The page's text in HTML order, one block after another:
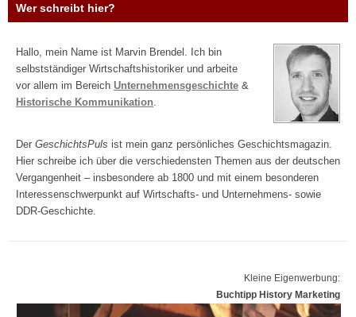
Wer schreibt hier?
Hallo, mein Name ist Marvin Brendel. Ich bin
selbstständiger Wirtschaftshistoriker und arbeite
vor allem im Bereich Unternehmensgeschichte &
Historische Kommunikation
Der GeschichtsPuls ist mein ganz persönliches Geschichtsmagazin.
Hier schreibe ich über die verschiedensten Themen aus der deutschen
Vergangenheit – insbesondere ab 1800 und mit einem besonderen
Interessenschwerpunkt auf Wirtschafts- und Unternehmens- sowie
DDR-Geschichte.
Kleine Eigenwerbung:
Buchtipp History Marketing